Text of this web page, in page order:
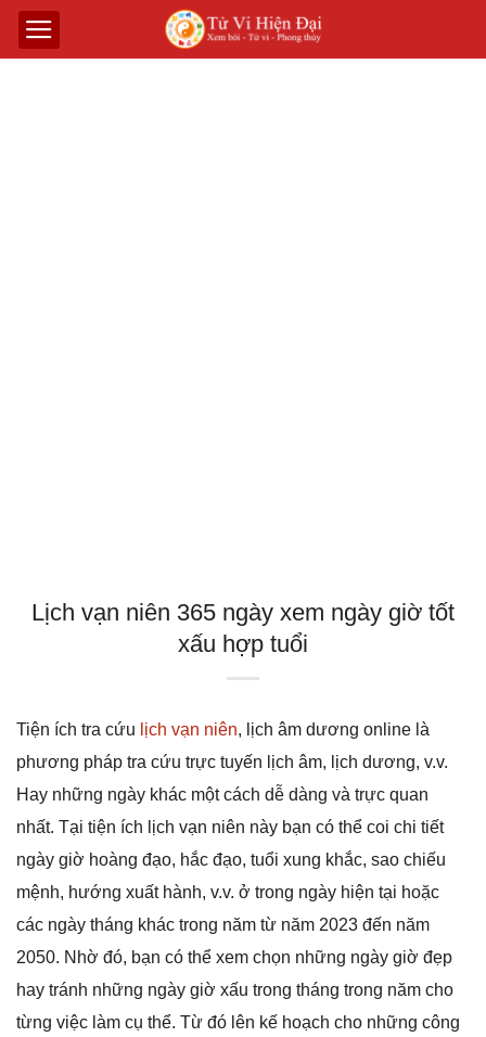
Lịch vạn niên 365 ngày xem ngày giờ tốt
xấu hợp tuổi
Tiện ích tra cứu lịch vạn niên, lịch âm dương online là
phương pháp tra cứu trực tuyến lịch âm, lịch dương, v.v.
Hay những ngày khác một cách dễ dàng và trực quan
nhất. Tại tiện ích lịch vạn niên này bạn có thể coi chi tiết
ngày giờ hoàng đạo, hắc đạo, tuổi xung khắc, sao chiếu
mệnh, hướng xuất hành, v.v. ở trong ngày hiện tại hoặc
các ngày tháng khác trong năm từ năm 2023 đến năm
2050. Nhờ đó, bạn có thể xem chọn những ngày giờ đẹp
hay tránh những ngày giờ xấu trong tháng trong năm cho
từng việc làm cụ thể. Từ đó lên kế hoạch cho những công